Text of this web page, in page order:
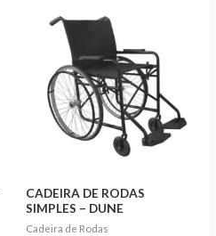
CADEIRA DE RODAS
SIMPLES – DUNE
Cadeira de Rodas